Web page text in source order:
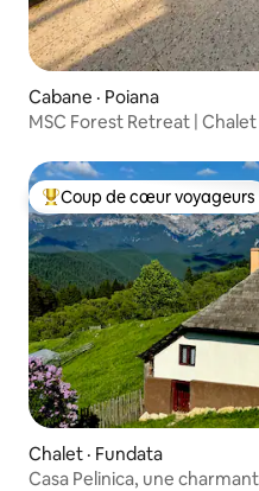
Cabane · Poiana
MSC Forest Retreat |
Coup de cœur voyageurs
Coup de cœur voyageurs
Chalet · Fundata
Casa Pelinica, une